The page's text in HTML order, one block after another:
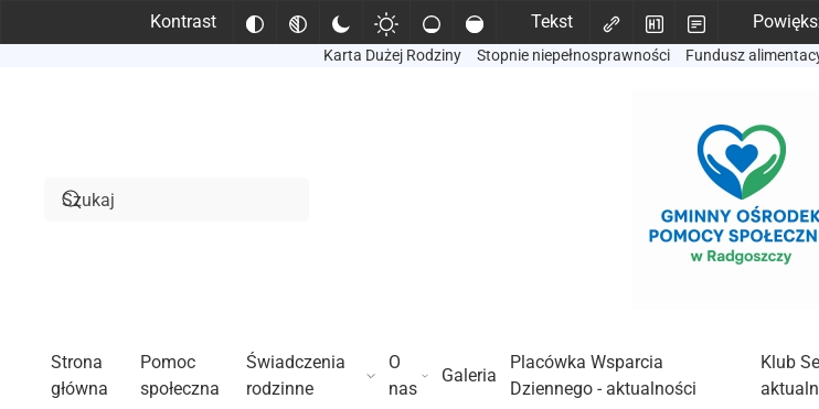
Kontrast Tekst
Karta Dużej Rodziny Stopnie niepełnosprawności Fundusz
Strona
główna
Pomoc
społeczna
Świadczenia
rodzinne
O
nas
Galeria
Placówka Wsparcia
Dziennego - aktualności
Klub